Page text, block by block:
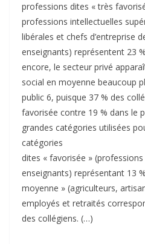
professions dites « très
professions intellectuelles
libérales et chefs d’entreprise
enseignants) représentent 23
encore, le secteur privé
social en moyenne beaucoup
public 6, puisque 37 % des
favorisée contre 19 % dans le
grandes catégories utilisées
catégories
dites « favorisée »
enseignants) représentant 13
moyenne » (agriculteurs,
employés et retraités
des collégiens. (…)